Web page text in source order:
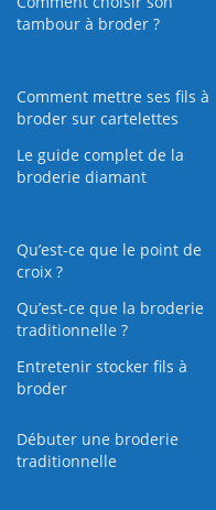
tambour à broder ?
Comment mettre ses fils à
broder sur cartelettes
Le guide complet de la
broderie diamant
Qu’est-ce que le point de
croix ?
Qu’est-ce que la broderie
traditionnelle ?
Entretenir stocker fils à
broder
Débuter une broderie
traditionnelle